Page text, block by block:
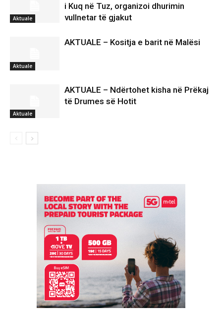
Aktuale
i Kuq në Tuz, organizoi dhurimin
vullnetar të gjakut
Aktuale
AKTUALE – Kositja e barit në Malësi
Aktuale
AKTUALE – Ndërtohet kisha në Prëkaj
të Drumes së Hotit